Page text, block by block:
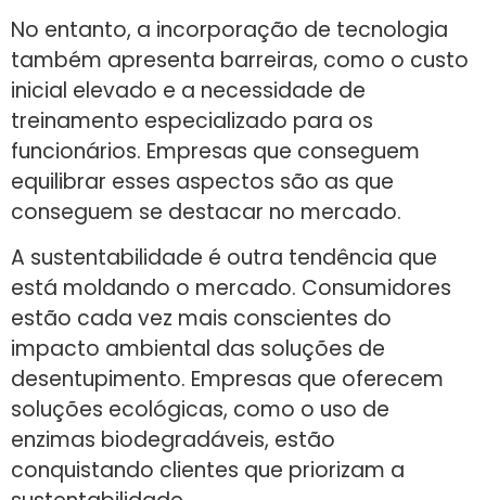
No entanto, a incorporação de tecnologia
também apresenta barreiras, como o custo
inicial elevado e a necessidade de
treinamento especializado para os
funcionários. Empresas que conseguem
equilibrar esses aspectos são as que
conseguem se destacar no mercado.
A sustentabilidade é outra tendência que
está moldando o mercado. Consumidores
estão cada vez mais conscientes do
impacto ambiental das soluções de
desentupimento. Empresas que oferecem
soluções ecológicas, como o uso de
enzimas biodegradáveis, estão
conquistando clientes que priorizam a